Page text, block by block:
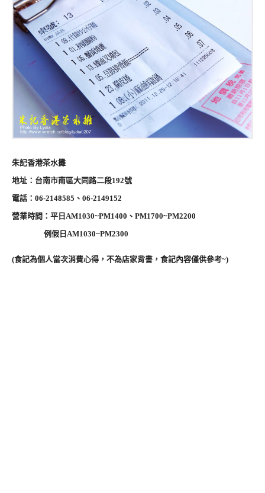
朱記香港茶水攤
地址：台南市南區大同路二段192號
電話：06-2148585、06-2149152
營業時間：平日AM1030~PM1400、PM1700~PM2200
例假日AM1030~PM2300
(食記為個人當次消費心得，不為店家背書，食記內容僅供參考~)